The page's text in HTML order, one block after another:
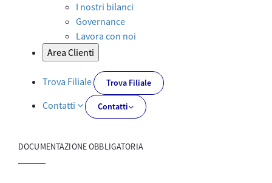
I nostri bilanci
Governance
Lavora con noi
Area Clienti
Trova Filiale Trova Filiale
Contatti Contatti
DOCUMENTAZIONE OBBLIGATORIA